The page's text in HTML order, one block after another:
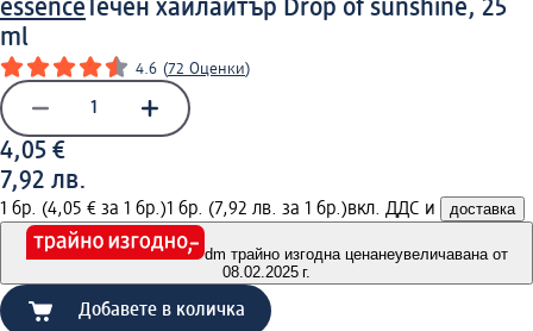
essenceТечен хайлайтър Drop of sunshine, 25
ml
4.6 (72 Оценки)
4,05 €
7,92 лв.
1 бр. (4,05 € за 1 бр.)1 бр. (7,92 лв. за 1 бр.)вкл. ДДС и доставка
dm трайно изгодна ценанеувеличавана от
08.02.2025 г.
Добавете в количка